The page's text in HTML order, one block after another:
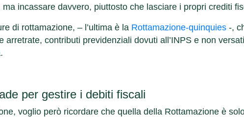
incassare davvero, piuttosto che lasciare i propri crediti
di rottamazione, – l’ultima è la Rottamazione-quinquies -,
contributi previdenziali dovuti all’INPS e non
per gestire i debiti fiscali
voglio però ricordare che quella della Rottamazione è